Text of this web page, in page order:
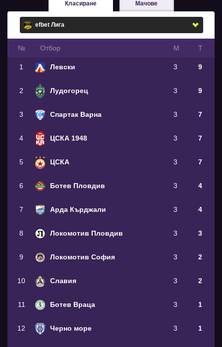
Класиране Мачове
№ Oтбор М Т
1 Левски 3 9
2 Лудогорец 3 9
3 Спартак Варна 3 7
4 ЦСКА 1948 3 7
5 ЦСКА 3 7
6 Ботев Пловдив 3 4
7 Арда Кърджали 3 4
8 Локомотив Пловдив 3 3
9 Локомотив София 3 2
10 Славия 3 2
11 Ботев Враца 3 1
12 Черно море 3 1